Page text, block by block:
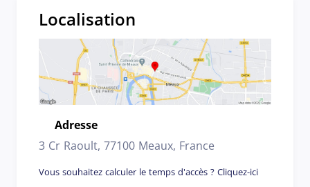
Localisation
Emplacement
Adresse
3 Cr Raoult, 77100 Meaux, France
Vous souhaitez calculer le temps d'accès ? Cliquez-ici